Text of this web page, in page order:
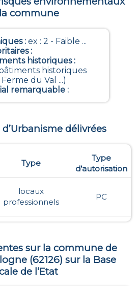
commune
: ex : 2 - Faible ...
:
historiques:
historiques
du Val ...)
remarquable:
délivrées
Type
Type
d’autorisation
locaux
professionnels
PC
sur la commune de
(62126) sur la Base
de l‘Etat